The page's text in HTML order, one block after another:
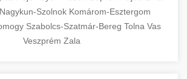
Szolnok Komárom-Esztergom
Szabolcs-Szatmár-Bereg Tolna Vas
Veszprém Zala